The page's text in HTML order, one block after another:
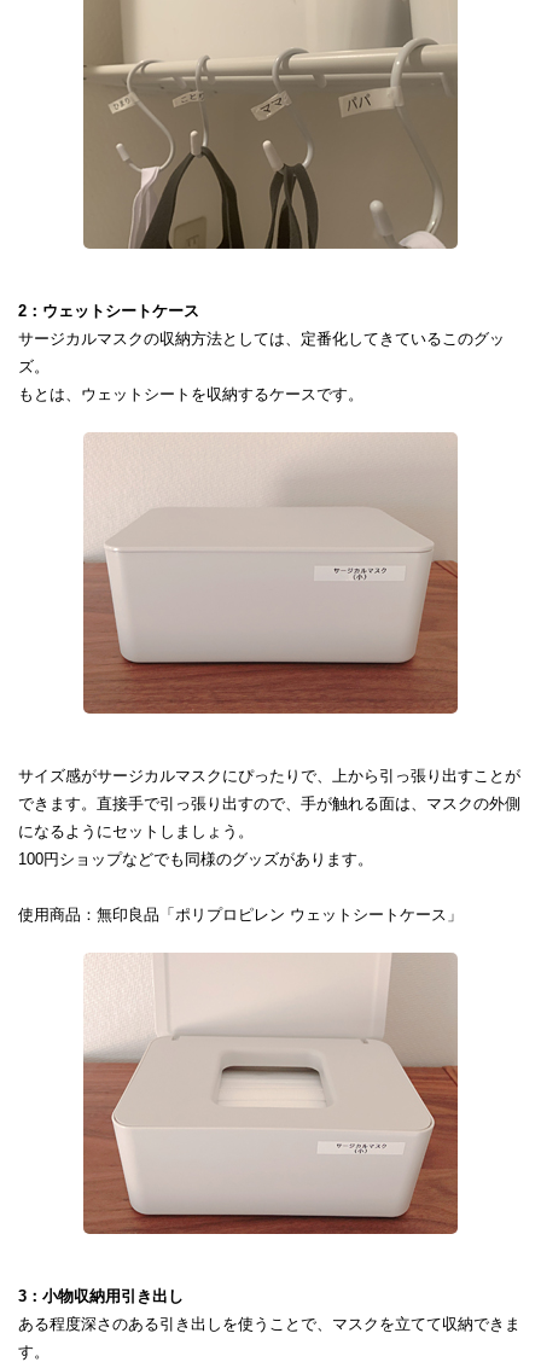
2：ウェットシートケース
サージカルマスクの収納方法としては、定番化してきているこのグッ
ズ。
もとは、ウェットシートを収納するケースです。
サイズ感がサージカルマスクにぴったりで、上から引っ張り出すことが
できます。直接手で引っ張り出すので、手が触れる面は、マスクの外側
になるようにセットしましょう。
100円ショップなどでも同様のグッズがあります。
使用商品：無印良品「ポリプロピレン ウェットシートケース」
3：小物収納用引き出し
ある程度深さのある引き出しを使うことで、マスクを立てて収納できま
す。